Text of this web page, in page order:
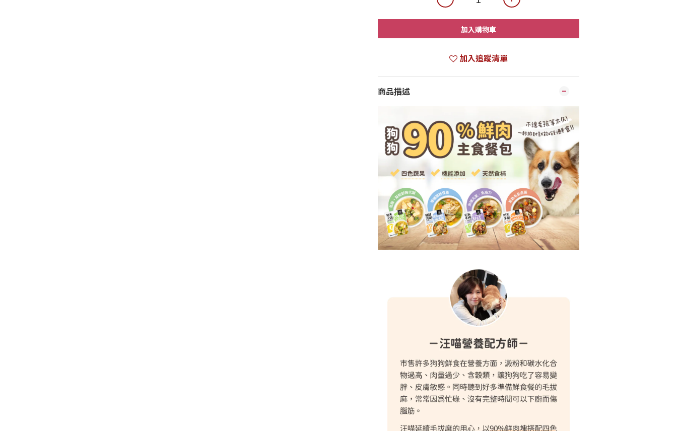
加入購物車
加入追蹤清單
商品描述